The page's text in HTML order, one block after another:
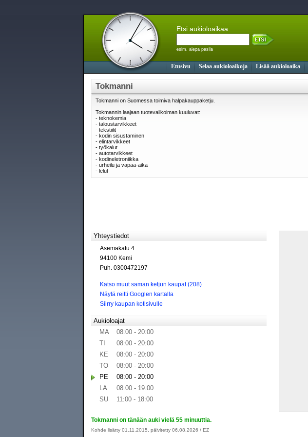
Etsi aukioloaikaa
esim. alepa pasila
Etusivu Selaa aukioloaikoja Lisää aukioloaika
Tokmanni
Tokmanni on Suomessa toimiva halpakauppaketju.
Tokmannin laajaan tuotevalikoiman kuuluvat:
- teknokemia
- taloustarvikkeet
- tekstiilit
- kodin sisustaminen
- elintarvikkeet
- työkalut
- autotarvikkeet
- kodineletroniikka
- urheilu ja vapaa-aika
- lelut
Yhteystiedot
Asemakatu 4
94100 Kemi
Puh. 0300472197
Katso muut saman ketjun kaupat (208)
Näytä reitti Googlen kartalla
Siirry kaupan kotisivulle
Aukioloajat
MA
08:00 - 20:00
TI
08:00 - 20:00
KE
08:00 - 20:00
TO
08:00 - 20:00
PE
08:00 - 20:00
LA
08:00 - 19:00
SU
11:00 - 18:00
Tokmanni on tänään auki vielä 55 minuuttia.
Kohde lisätty 01.11.2015, päivitetty 06.08.2026 / EZ